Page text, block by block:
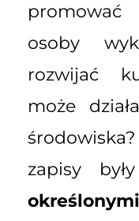
promować
osoby
rozwijać
może
zapisy